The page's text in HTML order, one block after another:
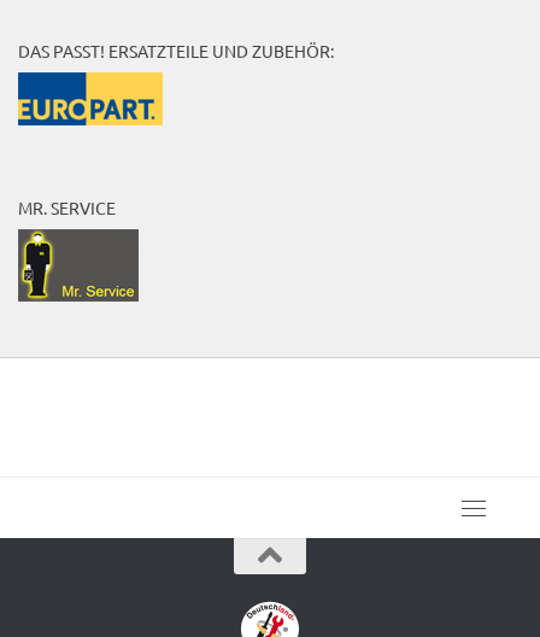
DAS PASST! ERSATZTEILE UND ZUBEHÖR:
MR. SERVICE